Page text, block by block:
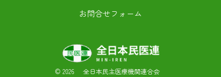
お問合せフォーム
© 2026 全日本民主医療機関連合会